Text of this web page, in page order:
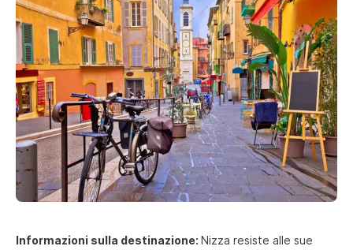
Informazioni sulla destinazione: Nizza resiste alle sue